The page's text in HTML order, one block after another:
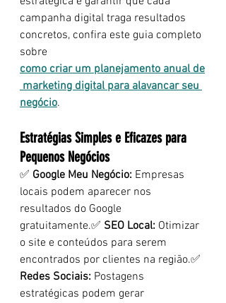
campanha digital traga resultados
concretos, confira este guia completo
sobre
como criar um planejamento anual de
marketing digital para alavancar seu
negócio.
Estratégias Simples e Eficazes para
Pequenos Negócios
✅ Google Meu Negócio: Empresas
locais podem aparecer nos
resultados do Google
gratuitamente.✅ SEO Local: Otimizar
o site e conteúdos para serem
encontrados por clientes na região.✅
Redes Sociais: Postagens
estratégicas podem gerar